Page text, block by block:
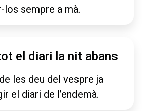
los sempre a mà.
el diari la nit abans
les deu del vespre ja
el diari de l’endemà.